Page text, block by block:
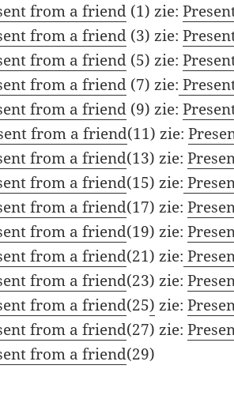
from a friend (1) zie:
from a friend (3) zie:
from a friend (5) zie:
from a friend (7) zie:
from a friend (9) zie:
from a friend(11) zie:
from a friend(13) zie:
from a friend(15) zie:
from a friend(17) zie:
from a friend(19) zie:
from a friend(21) zie:
from a friend(23) zie:
from a friend(25) zie:
from a friend(27) zie:
from a friend(29)